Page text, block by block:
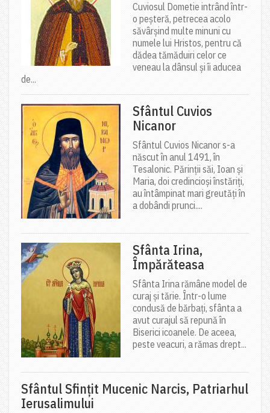
Cuviosul Dometie intrând într-
o peșteră, petrecea acolo
săvârșind multe minuni cu
numele lui Hristos, pentru că
dădea tămăduiri celor ce
veneau la dânsul și îi aducea
de...
Sfântul Cuvios
Nicanor
Sfântul Cuvios Nicanor s-a
născut în anul 1491, în
Tesalonic. Părinții săi, Ioan și
Maria, doi credincioși înstăriți,
au întâmpinat mari greutăți în
a dobândi prunci....
Sfânta Irina,
Împărăteasa
Sfânta Irina rămâne model de
curaj și tărie. Într-o lume
condusă de bărbați, sfânta a
avut curajul să repună în
Biserici icoanele. De aceea,
peste veacuri, a rămas drept...
Sfântul Sfinţit Mucenic Narcis, Patriarhul
Ierusalimului